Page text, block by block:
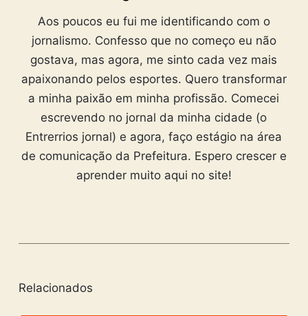
Aos poucos eu fui me identificando com o
jornalismo. Confesso que no começo eu não
gostava, mas agora, me sinto cada vez mais
apaixonando pelos esportes. Quero transformar
a minha paixão em minha profissão. Comecei
escrevendo no jornal da minha cidade (o
Entrerrios jornal) e agora, faço estágio na área
de comunicação da Prefeitura. Espero crescer e
aprender muito aqui no site!
Relacionados